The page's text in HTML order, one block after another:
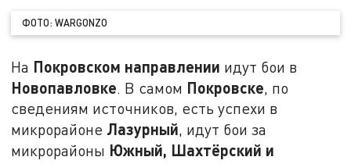
ФОТО: WARGONZO
На Покровском направлении идут бои в
Новопавловке. В самом Покровске, по
сведениям источников, есть успехи в
микрорайоне Лазурный, идут бои за
микрорайоны Южный, Шахтёрский и